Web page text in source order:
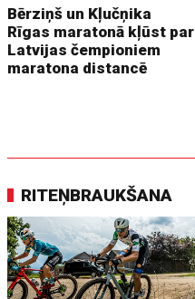
Bērziņš un Kļučņika
Rīgas maratonā kļūst par
Latvijas čempioniem
maratona distancē
RITEŅBRAUKŠANA